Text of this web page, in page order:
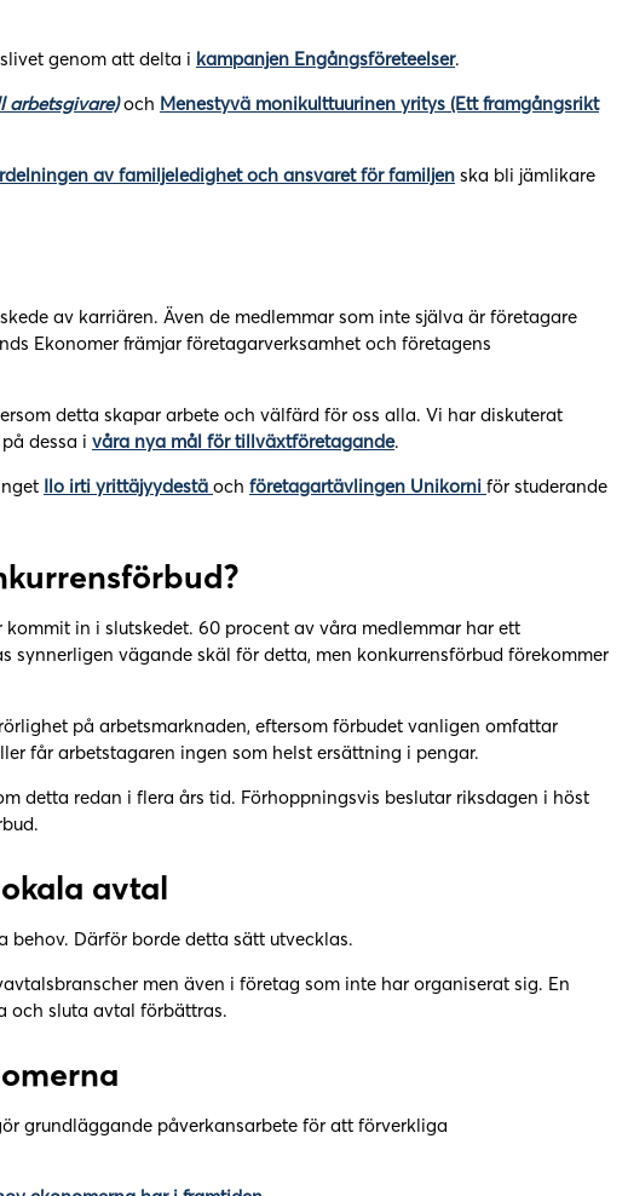
genom att delta i kampanjen Engångsföreteelser.
arbetsgivare) och Menestyvä monikulttuurinen yritys (Ett framgångsrikt
av familjeledighet och ansvaret för familjen ska bli jämlikare
av karriären. Även de medlemmar som inte själva är företagare
Ekonomer främjar företagarverksamhet och företagens
detta skapar arbete och välfärd för oss alla. Vi har diskuterat
dessa i våra nya mål för tillväxtföretagande.
Ilo irti yrittäjyydestä och företagartävlingen Unikorni för studerande
kommit in i slutskedet. 60 procent av våra medlemmar har ett
vägande skäl för detta, men konkurrensförbud förekommer
på arbetsmarknaden, eftersom förbudet vanligen omfattar
får arbetstagaren ingen som helst ersättning i pengar.
detta redan i flera års tid. Förhoppningsvis beslutar riksdagen i höst
avtal
Därför borde detta sätt utvecklas.
men även i företag som inte har organiserat sig. En
och sluta avtal förbättras.
grundläggande påverkansarbete för att förverkliga